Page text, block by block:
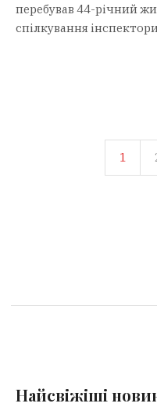
перебував 44-річний
спілкування
1
Найсвіжіші